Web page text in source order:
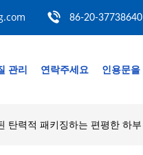
86-20-37738640
관리 연락주세요 인용문
탄력적 패키징하는 편평한 하